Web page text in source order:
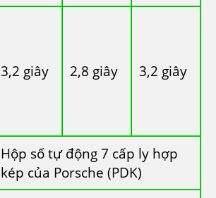
3,2 giây 2,8 giây 3,2 giây
Hộp số tự động 7 cấp ly hợp
kép của Porsche (PDK)